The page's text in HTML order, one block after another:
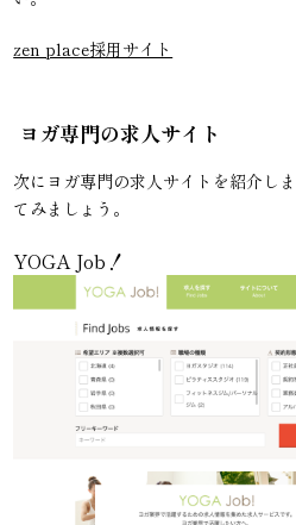
zen place採用サイト
ヨガ専門の求人サイト
次にヨガ専門の求人サイトを紹介し
てみましょう。
YOGA Job！